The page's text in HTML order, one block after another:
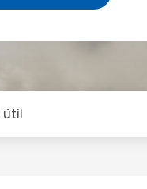
útil